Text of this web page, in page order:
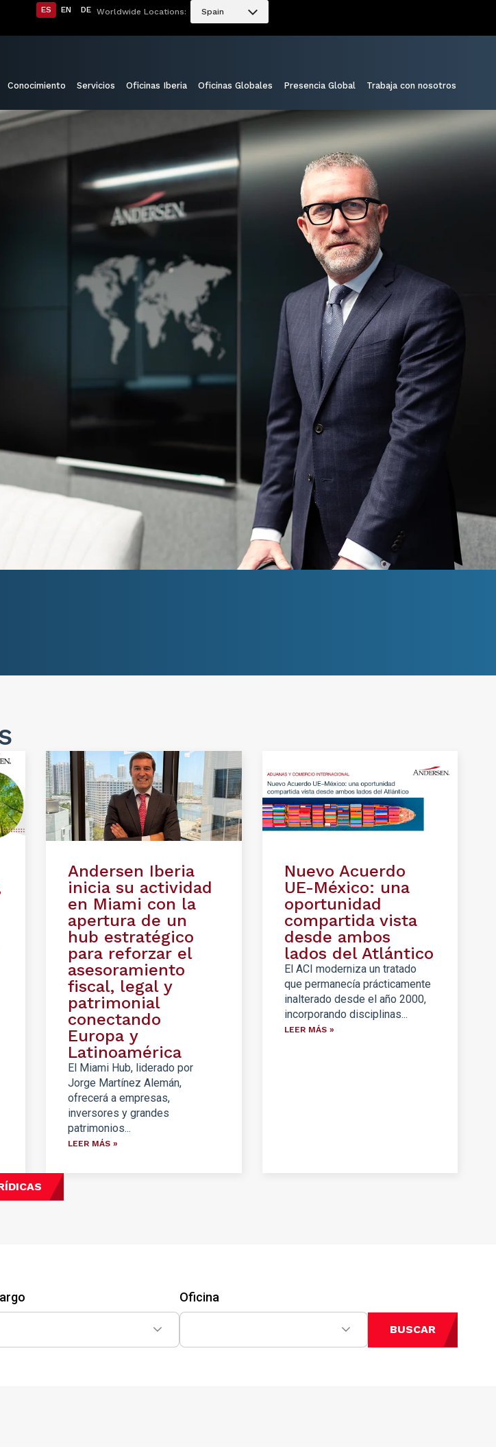
ES EN DE Worldwide Locations: Spain
Conocimiento Servicios Oficinas Iberia Oficinas Globales Presencia Global Trabaja con nosotros
Andersen Iberia
inicia su actividad
en Miami con la
apertura de un
hub estratégico
para reforzar el
asesoramiento
fiscal, legal y
patrimonial
conectando
Europa y
Latinoamérica
El Miami Hub, liderado por
Jorge Martínez Alemán,
ofrecerá a empresas,
inversores y grandes
patrimonios...
LEER MÁS »
Nuevo Acuerdo
UE-México: una
oportunidad
compartida vista
desde ambos
lados del Atlántico
El ACI moderniza un tratado
que permanecía prácticamente
inalterado desde el año 2000,
incorporando disciplinas...
LEER MÁS »
Oficina
BUSCAR